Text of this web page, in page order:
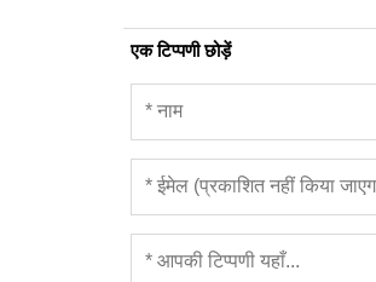
एक टिप्पणी छोड़ें